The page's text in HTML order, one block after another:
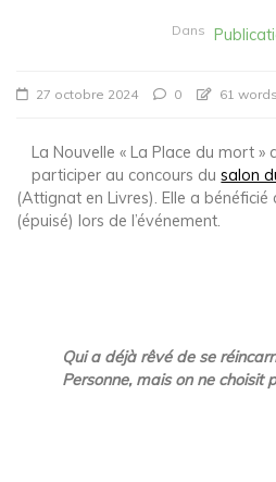
Dans
27 octobre 2024 0 61 words
La Nouvelle « La Place du mort
participer au concours dusalon
(Attignat en Livres). Elle a bénéficié
(épuisé) lors de l’événement.
Qui a déjà rêvé de se
Personne, mais on ne choisit